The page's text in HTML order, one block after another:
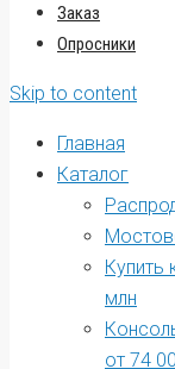
Заказ
Опросники
Skip to content
Главная
Каталог
Купить
млн
от 74